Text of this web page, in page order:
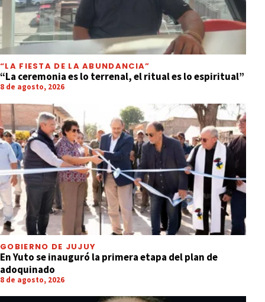
“LA FIESTA DE LA ABUNDANCIA”
“La ceremonia es lo terrenal, el ritual es lo espiritual”
8 de agosto, 2026
GOBIERNO DE JUJUY
En Yuto se inauguró la primera etapa del plan de
adoquinado
8 de agosto, 2026